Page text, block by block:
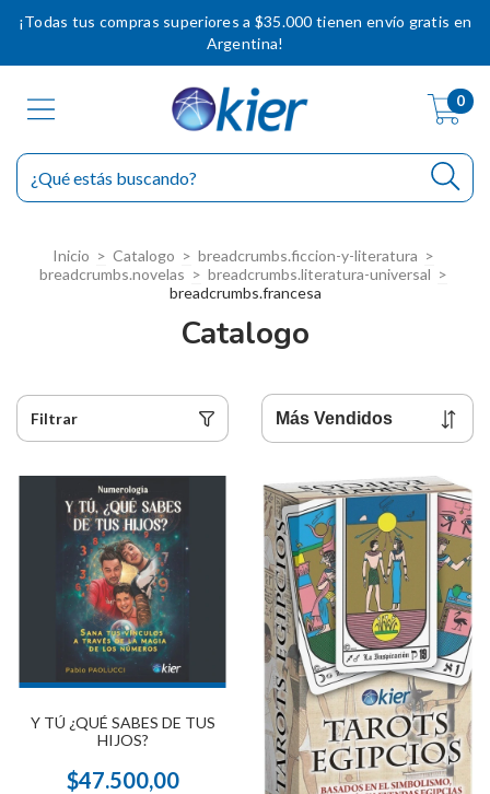
¡Todas tus compras superiores a $35.000 tienen envío gratis en
Argentina!
0
Inicio > Catalogo > breadcrumbs.ficcion-y-literatura >
breadcrumbs.novelas > breadcrumbs.literatura-universal >
breadcrumbs.francesa
Catalogo
Filtrar
Y TÚ ¿QUÉ SABES DE TUS
HIJOS?
$47.500,00